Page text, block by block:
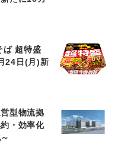
ば 超特盛
24日(月)新
型物流拠
・効率化